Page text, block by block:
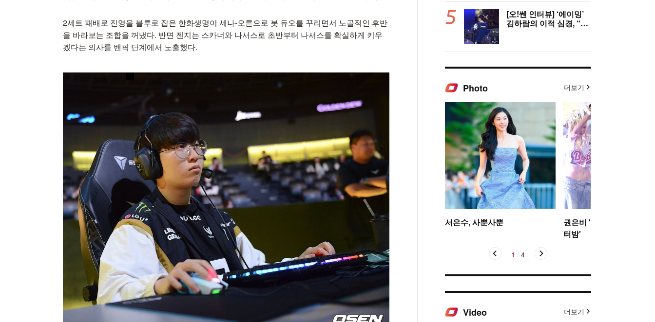
2세트 패배로 진영을 블루로 잡은 한화생명이 세나-오른으로 봇 듀오를 꾸리면서 노골적인 후반
을 바라보는 조합을 꺼냈다. 반면 젠지는 스카너와 나서스로 초반부터 나서스를 확실하게 키우
겠다는 의사를 밴픽 단계에서 노출했다.
[오!쎈 인터뷰] ‘에이밍’
김하람의 이적 심경, “더
Photo 더보기
서은수, 사뿐사뿐
권은비 '야구장 더위 날리
터밤'
1 4
Video 더보기